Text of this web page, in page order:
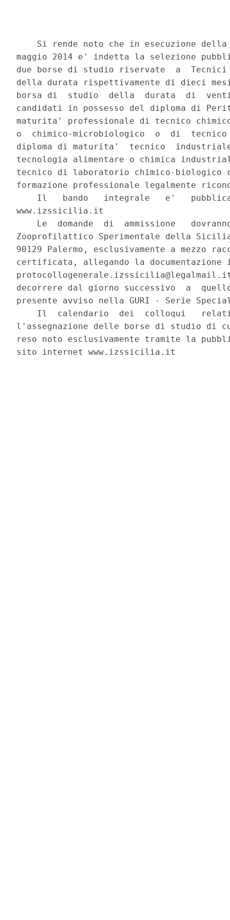
Si rende noto che in esecuzione
maggio 2014 e' indetta la selezione
due borse di studio riservate  a
della durata rispettivamente di dieci
borsa di  studio  della  durata  di
candidati in possesso del diploma di
maturita' professionale di tecnico
o  chimico-microbiologico  o  di
diploma di maturita'  tecnico
tecnologia alimentare o chimica
tecnico di laboratorio chimico-biologico
formazione professionale legalmente
Il   bando   integrale   e'
www.izssicilia.it
Le  domande  di  ammissione
Zooprofilattico Sperimentale della
90129 Palermo, esclusivamente a mezzo
certificata, allegando la
decorrere dal giorno successivo  a
presente avviso nella GURI - Serie
Il  calendario  dei  colloqui
l'assegnazione delle borse di studio di
reso noto esclusivamente tramite la
sito internet www.izssicilia.it